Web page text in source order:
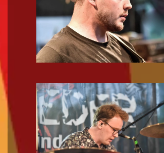
Zoom!
Zoom!